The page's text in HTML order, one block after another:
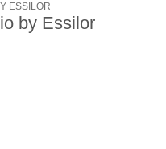
ESSILOR
by Essilor